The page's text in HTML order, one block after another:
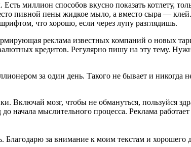
миллион способов вкусно показать котлету,
пивной пены жидкое мыло, а вместо сыра —
что хорошо, если через лупу разглядишь.
реклама известных компаний о новых
кредитов. Регулярно пишу на эту тему.
за один день. Такого не бывает и никогда
Включай мозг, чтобы не обмануться, пользуйся
начала мыслительного процесса. Реклама
за внимание к моим текстам и хорошего